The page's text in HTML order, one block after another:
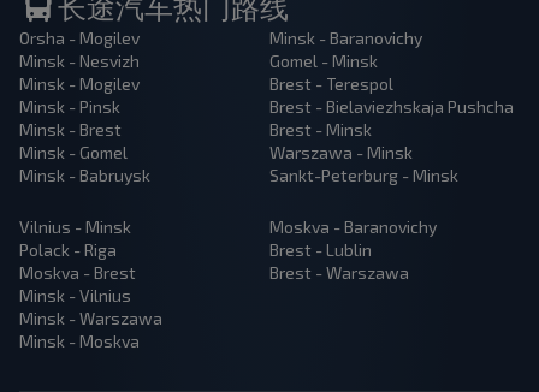
Orsha - Mogilev
Minsk - Nesvizh
Minsk - Mogilev
Minsk - Pinsk
Minsk - Brest
Minsk - Gomel
Minsk - Babruysk
Minsk - Baranovichy
Gomel - Minsk
Brest - Terespol
Brest - Bielaviezhskaja Pushcha
Brest - Minsk
Warszawa - Minsk
Sankt-Peterburg - Minsk
Vilnius - Minsk
Polack - Riga
Moskva - Brest
Minsk - Vilnius
Minsk - Warszawa
Minsk - Moskva
Moskva - Baranovichy
Brest - Lublin
Brest - Warszawa